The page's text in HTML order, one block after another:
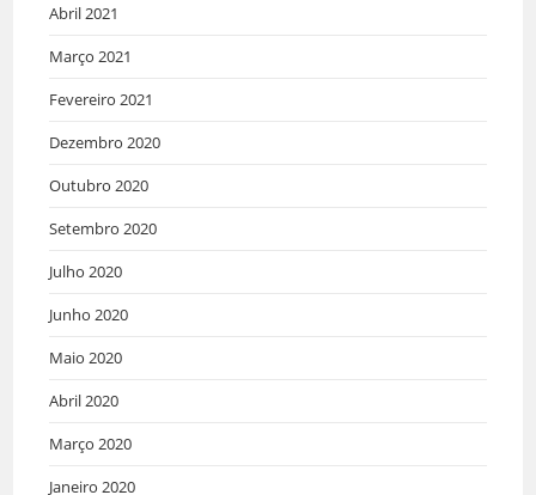
Abril 2021
Março 2021
Fevereiro 2021
Dezembro 2020
Outubro 2020
Setembro 2020
Julho 2020
Junho 2020
Maio 2020
Abril 2020
Março 2020
Janeiro 2020